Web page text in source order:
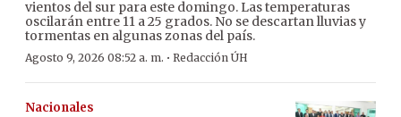
vientos del sur para este domingo. Las temperaturas
oscilarán entre 11 a 25 grados. No se descartan lluvias y
tormentas en algunas zonas del país.
Agosto 9, 2026 08:52 a. m. · Redacción ÚH
Nacionales